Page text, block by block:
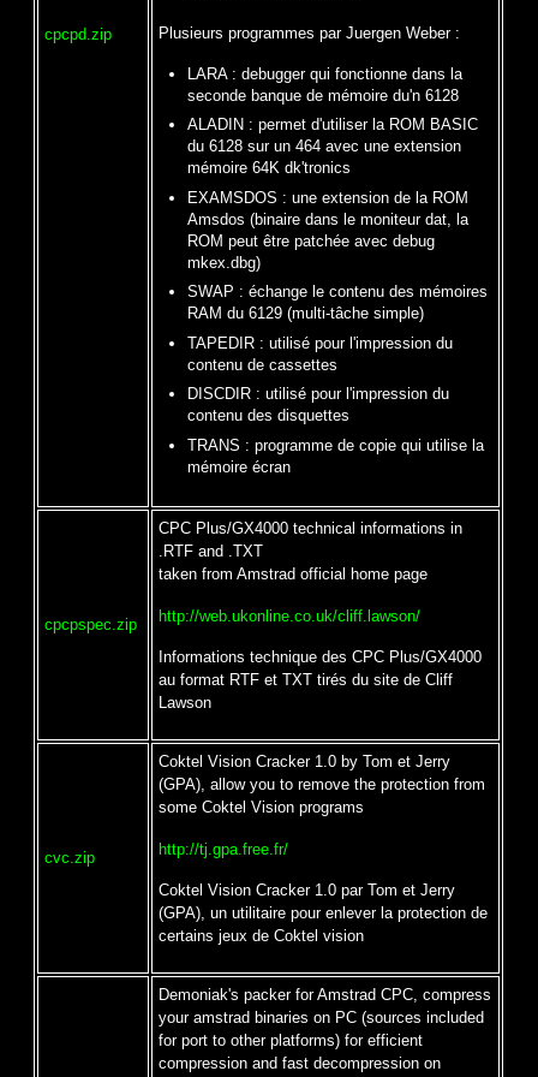
cpcpd.zip Plusieurs programmes par Juergen Weber :
LARA : debugger qui fonctionne dans la
seconde banque de mémoire du'n 6128
ALADIN : permet d'utiliser la ROM BASIC
du 6128 sur un 464 avec une extension
mémoire 64K dk'tronics
EXAMSDOS : une extension de la ROM
Amsdos (binaire dans le moniteur dat, la
ROM peut être patchée avec debug
mkex.dbg)
SWAP : échange le contenu des mémoires
RAM du 6129 (multi-tâche simple)
TAPEDIR : utilisé pour l'impression du
contenu de cassettes
DISCDIR : utilisé pour l'impression du
contenu des disquettes
TRANS : programme de copie qui utilise la
mémoire écran
cpcpspec.zip
CPC Plus/GX4000 technical informations in
.RTF and .TXT
taken from Amstrad official home page
http://web.ukonline.co.uk/cliff.lawson/
Informations technique des CPC Plus/GX4000
au format RTF et TXT tirés du site de Cliff
Lawson
cvc.zip
Coktel Vision Cracker 1.0 by Tom et Jerry
(GPA), allow you to remove the protection from
some Coktel Vision programs
http://tj.gpa.free.fr/
Coktel Vision Cracker 1.0 par Tom et Jerry
(GPA), un utilitaire pour enlever la protection de
certains jeux de Coktel vision
Demoniak's packer for Amstrad CPC, compress
your amstrad binaries on PC (sources included
for port to other platforms) for efficient
compression and fast decompression on